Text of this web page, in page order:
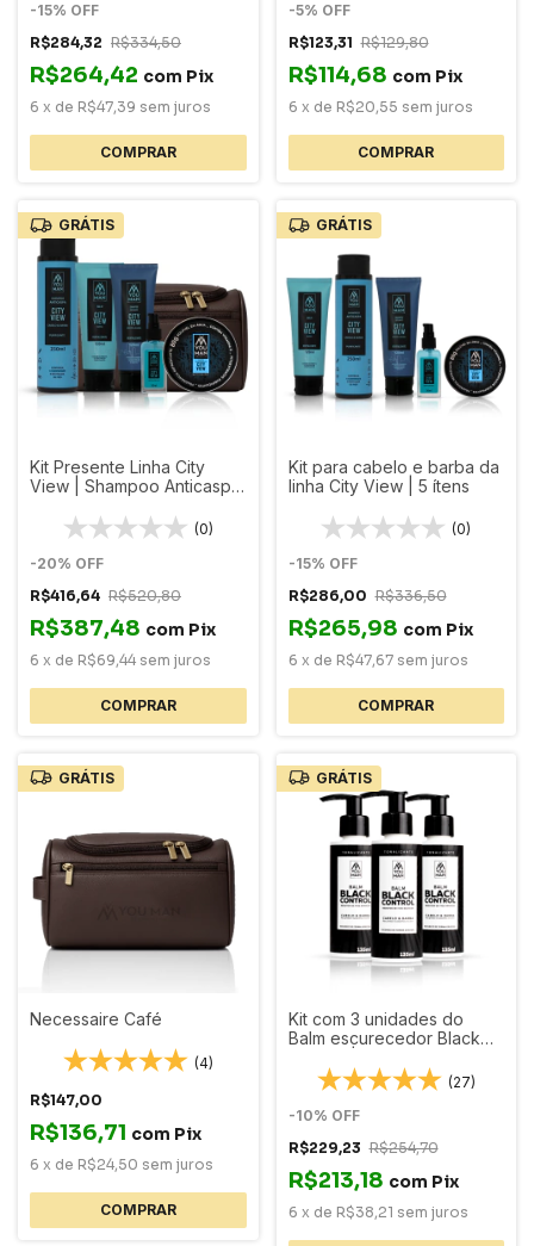
-15% OFF
R$284,32 R$334,50
R$264,42 com Pix
6 x de R$47,39 sem juros
-5% OFF
R$123,31 R$129,80
R$114,68 com Pix
6 x de R$20,55 sem juros
GRÁTIS
Kit Presente Linha City
View | Shampoo Anticaspa
balm + oleo + necessaire
(0)
-20% OFF
R$416,64 R$520,80
R$387,48 com Pix
6 x de R$69,44 sem juros
GRÁTIS
Kit para cabelo e barba da
linha City View | 5 ítens
(0)
-15% OFF
R$286,00 R$336,50
R$265,98 com Pix
6 x de R$47,67 sem juros
GRÁTIS
Necessaire Café
(4)
R$147,00
R$136,71 com Pix
6 x de R$24,50 sem juros
GRÁTIS
Kit com 3 unidades do
Balm escurecedor Black
135ml
(27)
-10% OFF
R$229,23 R$254,70
R$213,18 com Pix
6 x de R$38,21 sem juros